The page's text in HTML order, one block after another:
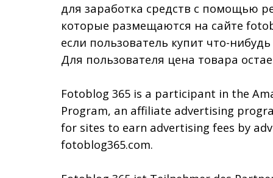
для заработка средств с помощью
которые размещаются на сайте
если пользователь купит что-
Для пользователя цена товара
Fotoblog 365 is a participant in the
Program, an affiliate advertising
for sites to earn advertising fees by
fotoblog365.com.